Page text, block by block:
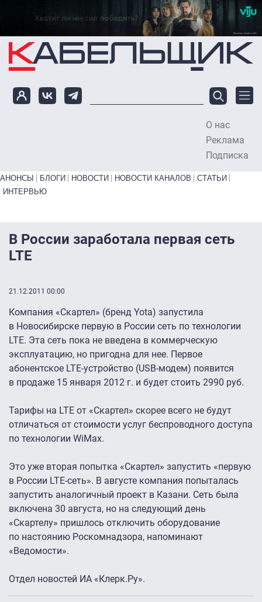
Перейти к основному содержанию
О нас
Реклама
Подписка
Primary links bottom
АНОНСЫ БЛОГИ НОВОСТИ НОВОСТИ КАНАЛОВ
СТАТЬИ
ИНТЕРВЬЮ
В России заработала первая сеть
LTE
21.12.2011 00:00
Компания «Скартел» (бренд Yota) запустила
в Новосибирске первую в России сеть по технологии
LTE. Эта сеть пока не введена в коммерческую
эксплуатацию, но пригодна для нее. Первое
абонентское LTE-устройство (USB-модем) появится
в продаже 15 января 2012 г. и будет стоить 2990 руб.
Тарифы на LTE от «Скартел» скорее всего не будут
отличаться от стоимости услуг беспроводного доступа
по технологии WiMax.
Это уже вторая попытка «Скартел» запустить «первую
в России LTE-сеть». В августе компания попыталась
запустить аналогичный проект в Казани. Сеть была
включена 30 августа, но на следующий день
«Скартелу» пришлось отключить оборудование
по настоянию Роскомнадзора, напоминают
«Ведомости».
Отдел новостей ИА «Клерк.Ру».